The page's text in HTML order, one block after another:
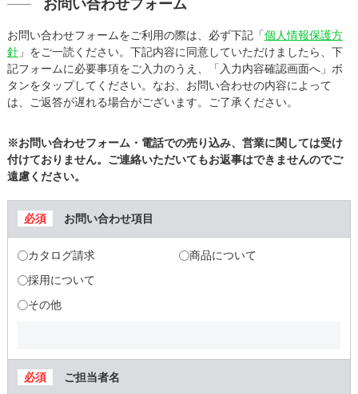
お問い合わせフォーム
お問い合わせフォームをご利用の際は、必ず下記「個人情報保護方
針」をご一読ください。下記内容に同意していただけましたら、下
記フォームに必要事項をご入力のうえ、「入力内容確認画面へ」ボ
タンをタップしてください。なお、お問い合わせの内容によって
は、ご返答が遅れる場合がございます。ご了承ください。
※お問い合わせフォーム・電話での売り込み、営業に関しては受け
付けておりません。ご連絡いただいてもお返事はできませんのでご
遠慮ください。
お問い合わせ項目
カタログ請求
商品について
採用について
その他
ご担当者名